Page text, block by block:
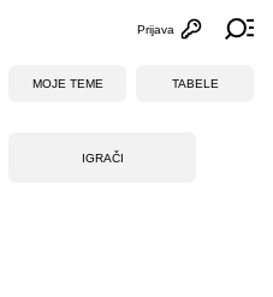
Otvori
Prijava
MOJE TEME TABELE
IGRAČI